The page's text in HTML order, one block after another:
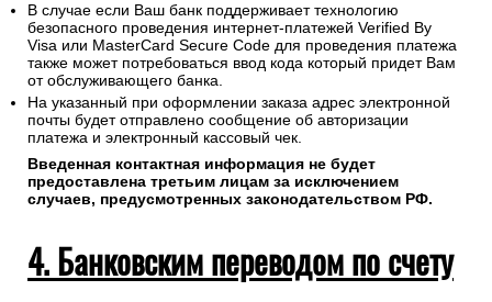
В случае если Ваш банк поддерживает технологию
безопасного проведения интернет-платежей Verified By
Visa или MasterCard Secure Code для проведения платежа
также может потребоваться ввод кода который придет Вам
от обслуживающего банка.
На указанный при оформлении заказа адрес электронной
почты будет отправлено сообщение об авторизации
платежа и электронный кассовый чек.
Введенная контактная информация не будет
предоставлена третьим лицам за исключением
случаев, предусмотренных законодательством РФ.
4. Банковским переводом по счету